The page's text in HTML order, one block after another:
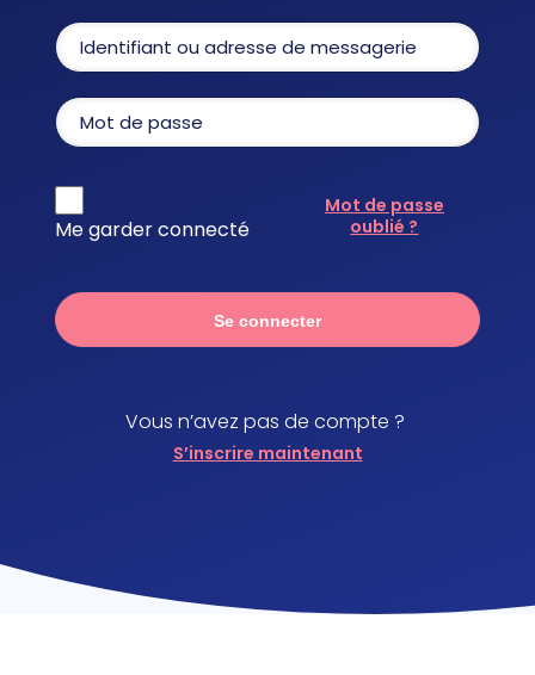
Blog
À propos
Me garder connecté
Mot de passe
oublié ?
Se connecter
Vous n’avez pas de compte ?
S’inscrire maintenant